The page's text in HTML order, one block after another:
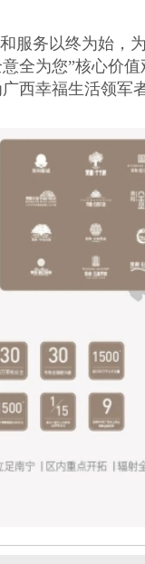
服务以终为始，
全为您”核心价
西幸福生活领军者